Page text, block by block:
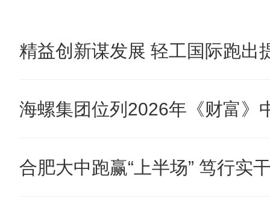
精益创新谋发展 轻工国际跑出
海螺集团位列2026年《财富》
合肥大中跑赢“上半场” 笃行实